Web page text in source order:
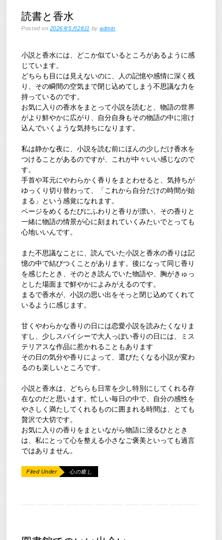
読書と香水
Posted on 2026年5月28日 byadmin
小説と香水には、どこか似ているところがあるように感
じています。
どちらも目には見えないのに、人の記憶や感情に深く残
り、その瞬間の空気まで閉じ込めてしまう不思議な力を
持っているのです。
お気に入りの香水をまとって小説を読むと、物語の世界
がより鮮やかに広がり、自分自身もその物語の中に溶け
込んでいくような気持ちになります。
私は静かな夜に、小説を読む前にほんの少しだけ香水を
つけることがあるのですが、これが中々いい感じなので
す。
手首や耳元にやわらかく香りをまとわせると、気持ちが
ゆっくり切り替わって、「これから自分だけの時間が始
まる」という感覚になれます。
ページをめくるたびにふわりと香りが漂い、その香りと
一緒に物語の情景が心に刻まれていくみたいでとっても
心地いいんです。
また不思議なことに、読んでいた小説と香水の香りは記
憶の中で結びつくことがあります。後になって同じ香り
を感じたとき、そのとき読んでいた物語や、胸がきゅっ
とした場面まで鮮やかによみがえるのです。
まるで香水が、小説の思い出をそっと閉じ込めてくれて
いるように感じます。
甘くやわらかな香りの日には恋愛小説を読みたくなりま
すし、少しスパイシーで大人っぽい香りの日には、ミス
テリアスな作品に惹かれることもあります
その日の気分や香りによって、選びたくなる小説が変わ
るのも楽しいところです。
小説と香水は、どちらも日常を少し特別にしてくれる存
在なのだと思います。忙しい毎日の中で、自分の感性を
やさしく満たしてくれるものに囲まれる時間は、とても
贅沢で大切です。
お気に入りの香りをまといながら物語に浸るひととき
は、私にとって心を整える小さなご褒美といっても過言
ではありません。
Filed Under 心の癒し